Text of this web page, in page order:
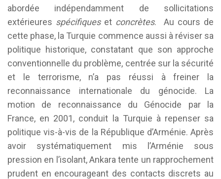
abordée indépendamment de sollicitations
extérieures spécifiqueset concrètes. Au cours de
cette phase, la Turquie commence aussi à réviser sa
politique historique, constatant que son approche
conventionnelle du problème, centrée sur la sécurité
et le terrorisme, n’a pas réussi à freiner la
reconnaissance internationale du génocide. La
motion de reconnaissance du Génocide par la
France, en 2001, conduit la Turquie à repenser sa
politique vis-à-vis de la République d’Arménie. Après
avoir systématiquement mis l’Arménie sous
pression en l’isolant, Ankara tente un rapprochement
prudent en encourageant des contacts discrets au